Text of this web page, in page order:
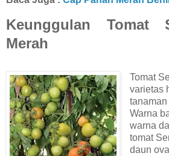
Keunggulan Tomat
Merah
Tomat
varietas
tanaman
Warna
warna
tomat
daun